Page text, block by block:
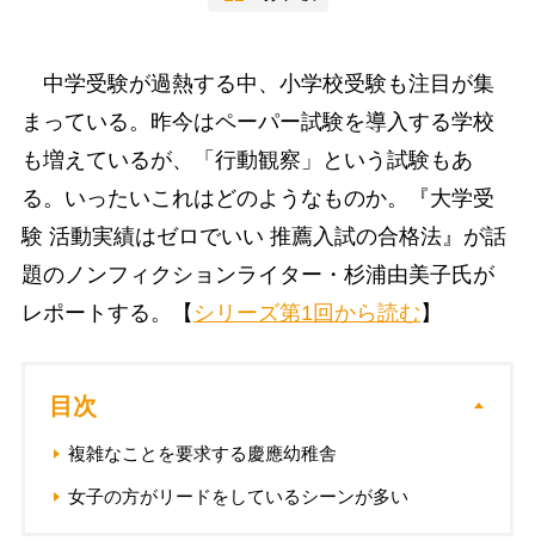
中学受験が過熱する中、小学校受験も注目が集
まっている。昨今はペーパー試験を導入する学校
も増えているが、「行動観察」という試験もあ
る。いったいこれはどのようなものか。『大学受
験 活動実績はゼロでいい 推薦入試の合格法』が話
題のノンフィクションライター・杉浦由美子氏が
レポートする。【 シリーズ第1回から読む 】
目次
複雑なことを要求する慶應幼稚舎
女子の方がリードをしているシーンが多い